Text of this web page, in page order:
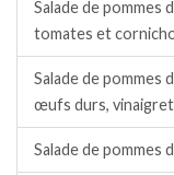
Salade de pommes
tomates et
Salade de pommes
œufs durs,
Salade de pommes